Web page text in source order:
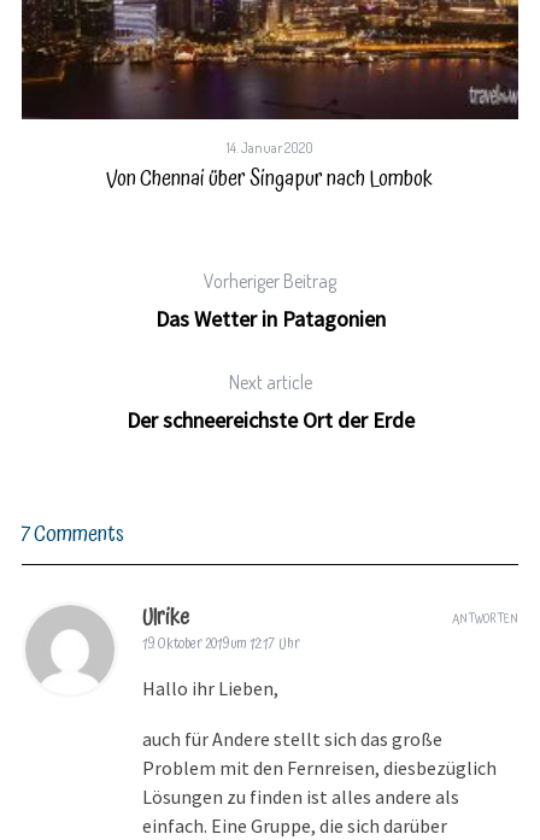
14. Januar 2020
Von Chennai über Singapur nach Lombok
Vorheriger Beitrag
Das Wetter in Patagonien
Next article
Der schneereichste Ort der Erde
7 Comments
Ulrike
19. Oktober 2019 um 12:17 Uhr
Hallo ihr Lieben,
auch für Andere stellt sich das große
Problem mit den Fernreisen, diesbezüglich
Lösungen zu finden ist alles andere als
einfach. Eine Gruppe, die sich darüber
ANTWORTEN